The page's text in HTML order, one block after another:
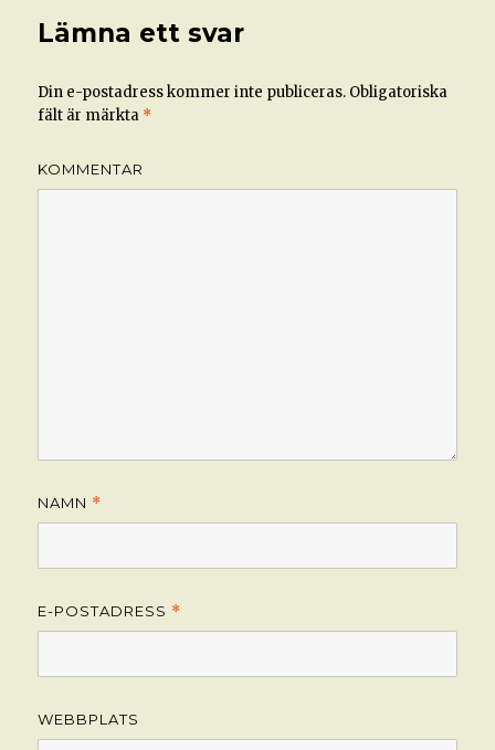
Lämna ett svar
Din e-postadress kommer inte publiceras. Obligatoriska
fält är märkta *
KOMMENTAR
NAMN *
E-POSTADRESS *
WEBBPLATS